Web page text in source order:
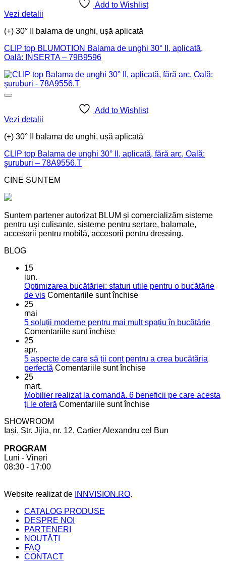
Add to Wishlist
Vezi detalii
(+) 30° II balama de unghi, ușă aplicată
CLIP top BLUMOTION Balama de unghi 30° II, aplicată,
Oală: INSERTA – 79B9596
Add to Wishlist
Vezi detalii
(+) 30° II balama de unghi, ușă aplicată
CLIP top Balama de unghi 30° II, aplicată, fără arc, Oală:
şuruburi – 78A9556.T
CINE SUNTEM
Suntem partener autorizat BLUM și comercializăm sisteme
pentru uşi culisante, sisteme pentru sertare, balamale,
accesorii pentru mobilă, accesorii pentru dressing.
BLOG
15
iun.
Optimizarea bucătăriei: sfaturi utile pentru o bucătărie
de vis Comentariile sunt închisepentru
sfaturi
bucătărie
de
25
mai
5 soluții moderne pentru mai mult spațiu în bucătărie
Comentariile sunt închisepentru
moderne
pentru
spațiu
în
25
apr.
5 aspecte de care să ții cont pentru a crea bucătăria
perfectă Comentariile sunt închisepentru
de
care
cont
25
mart.
Mobilier realizat la comandă. 6 beneficii pe care acesta
ți le oferă Comentariile sunt închisepentru
la
SHOWROOM
Iași, Str. Jijia, nr. 12, Cartier Alexandru cel Bun
PROGRAM
Luni - Vineri
08:30 - 17:00
Website realizat de INNVISION.RO.
CATALOG PRODUSE
DESPRE NOI
PARTENERI
NOUTĂȚI
FAQ
CONTACT